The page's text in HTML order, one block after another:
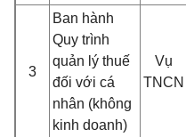
3
Ban hành
Quy trình
quản lý thuế
đối với cá
nhân (không
kinh doanh)
Vụ
TNCN